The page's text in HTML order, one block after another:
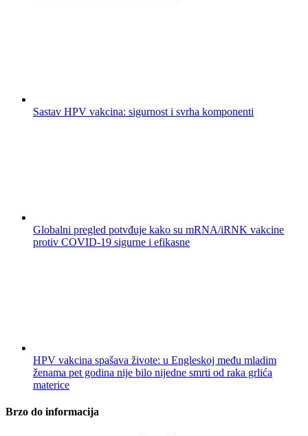
Sastav HPV vakcina: sigurnost i svrha komponenti
Globalni pregled potvđuje kako su mRNA/iRNK vakcine
protiv COVID-19 sigurne i efikasne
HPV vakcina spašava živote: u Engleskoj među mladim
ženama pet godina nije bilo nijedne smrti od raka grlića
materice
Brzo do informacija